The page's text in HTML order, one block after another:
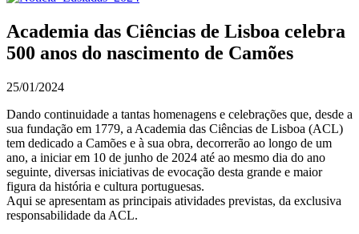
Academia das Ciências de Lisboa celebra
500 anos do nascimento de Camões
25/01/2024
Dando continuidade a tantas homenagens e celebrações que, desde a
sua fundação em 1779, a Academia das Ciências de Lisboa (ACL)
tem dedicado a Camões e à sua obra, decorrerão ao longo de um
ano, a iniciar em 10 de junho de 2024 até ao mesmo dia do ano
seguinte, diversas iniciativas de evocação desta grande e maior
figura da história e cultura portuguesas.
Aqui se apresentam as principais atividades previstas, da exclusiva
responsabilidade da ACL.